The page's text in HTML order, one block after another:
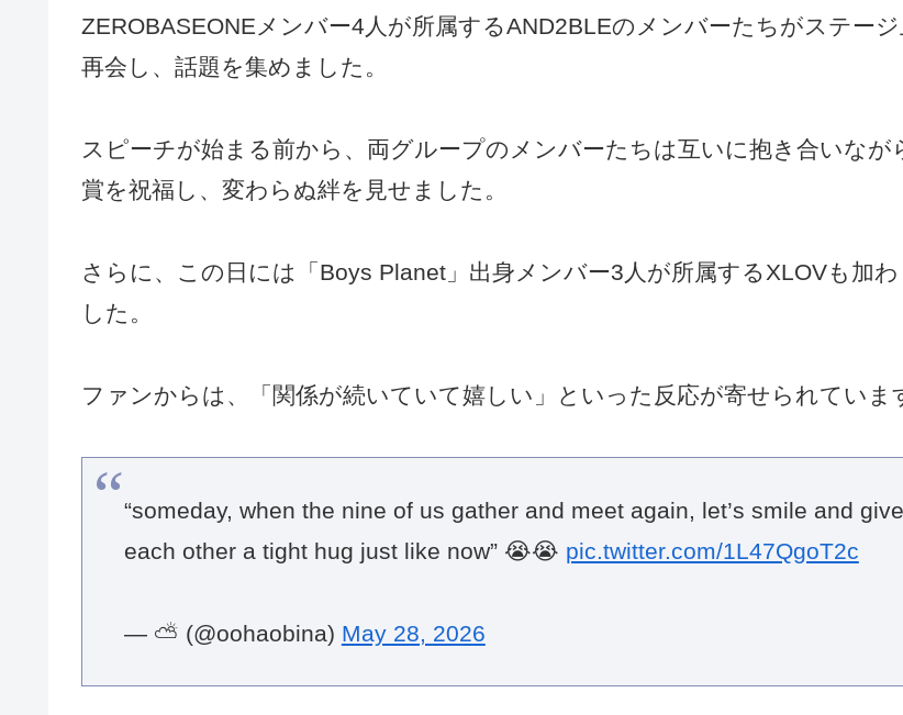
ZEROBASEONEメンバー4人が所属するAND2BLEのメンバーたちがステー
再会し、話題を集めました。
スピーチが始まる前から、両グループのメンバーたちは互いに抱き合いなが
賞を祝福し、変わらぬ絆を見せました。
さらに、この日には「Boys Planet」出身メンバー3人が所属するXLOVも加わ
した。
ファンからは、「関係が続いていて嬉しい」といった反応が寄せられていま
“someday, when the nine of us gather and meet again, let’s smile and give
each other a tight hug just like now” 😭😭 pic.twitter.com/1L47QgoT2c
— ⛅️ (@oohaobina) May 28, 2026